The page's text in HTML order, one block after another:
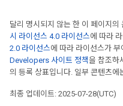
달리 명시되지 않는 한 이 페이지의
시 라이선스 4.0 라이선스에 따라
2.0 라이선스에 따라 라이선스가
Developers 사이트 정책을 참조하
의 등록 상표입니다. 일부 콘텐츠에
최종 업데이트: 2025-07-28(UTC)